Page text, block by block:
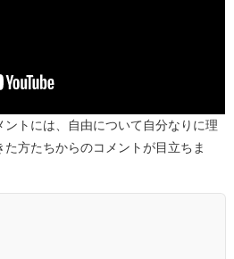
トには、自由について自分なりに理
方たちからのコメントが目立ちま